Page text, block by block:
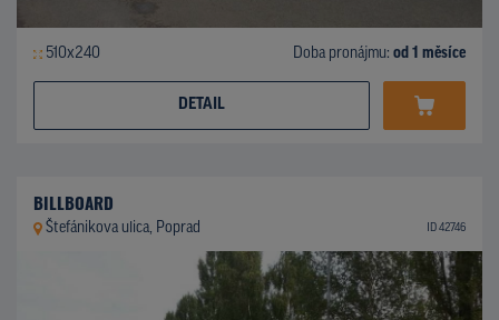
510x240 Doba pronájmu: od 1 měsíce
DETAIL
BILLBOARD
Štefánikova ulica, Poprad ID 42746